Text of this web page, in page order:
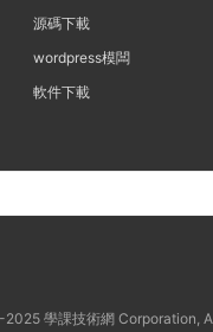
源碼下載
wordpress模闆
軟件下載
學課技術網 Corporation,